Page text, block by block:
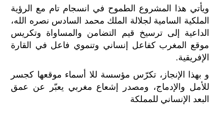
ويأتي هذا المشروع الطموح في انسجام تام مع الرؤية
الملكية السامية لجلالة الملك محمد السادس نصره الله،
الداعية إلى ترسيخ قيم التضامن والمساواة وتكريس
موقع المغرب كفاعل إنساني وتنموي فاعل في القارة
الإفريقية.
و بهذا الإنجاز، تكرّس مؤسسة للا أسماء موقعها كجسر
للأمل والإدماج، ومصدر إشعاع مغربي يعبّر عن عمق
البعد الإنساني للمملكة